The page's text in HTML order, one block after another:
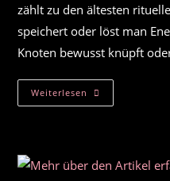
zählt zu den ältesten
speichert oder löst man
Knoten bewusst knüpft
Weiterlesen Knotenmagie
–
Und
Lösens